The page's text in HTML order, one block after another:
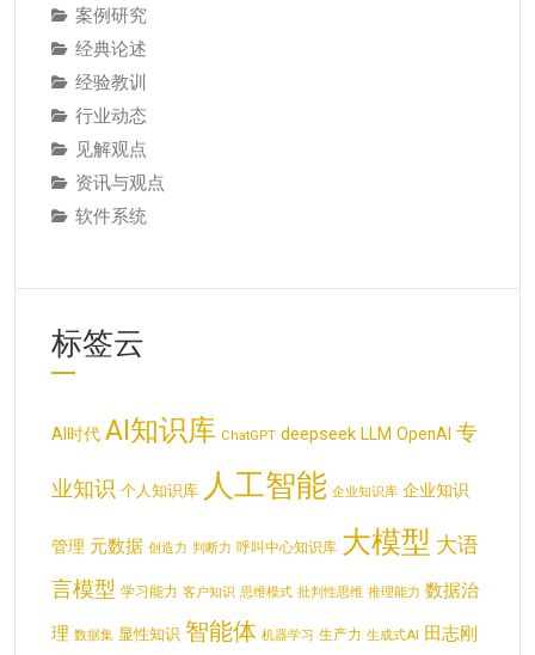
案例研究
经典论述
经验教训
行业动态
见解观点
资讯与观点
软件系统
标签云
AI时代 AI知识库 ChatGPT deepseek LLM OpenAI 专
业知识 个人知识库 人工智能 企业知识库 企业知识
管理 元数据 创造力 判断力 呼叫中心知识库 大模型 大语
言模型 学习能力 客户知识 思维模式 批判性思维 推理能力 数据治
理 数据集 显性知识 智能体 机器学习 生产力 生成式AI 田志刚